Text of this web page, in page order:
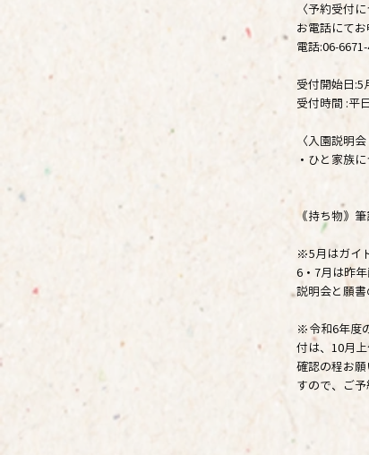
〈予約受付
お電話にてお
電話:06-
受付開始日:5
受付時間 :平
〈入園説明
・ひと家族
｟持ち物｠
※5月はガイ
6・7月は昨
説明会と願書
※令和6年度
付は、10月
確認の程お
すので、ご